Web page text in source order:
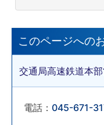
このページへの
交通局高速鉄道本
電話： 045-671-